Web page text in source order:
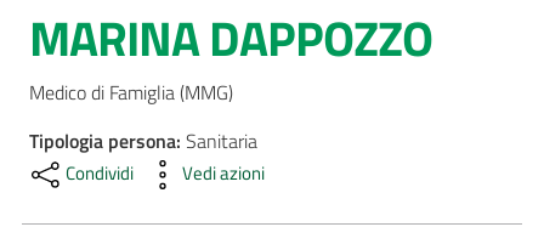
Luoghi
di
Menu selezionato
Salta al contenuto
MARINA DAPPOZZO
Medico di Famiglia (MMG)
Tipologia persona: Sanitaria
Condividi Vedi azioni